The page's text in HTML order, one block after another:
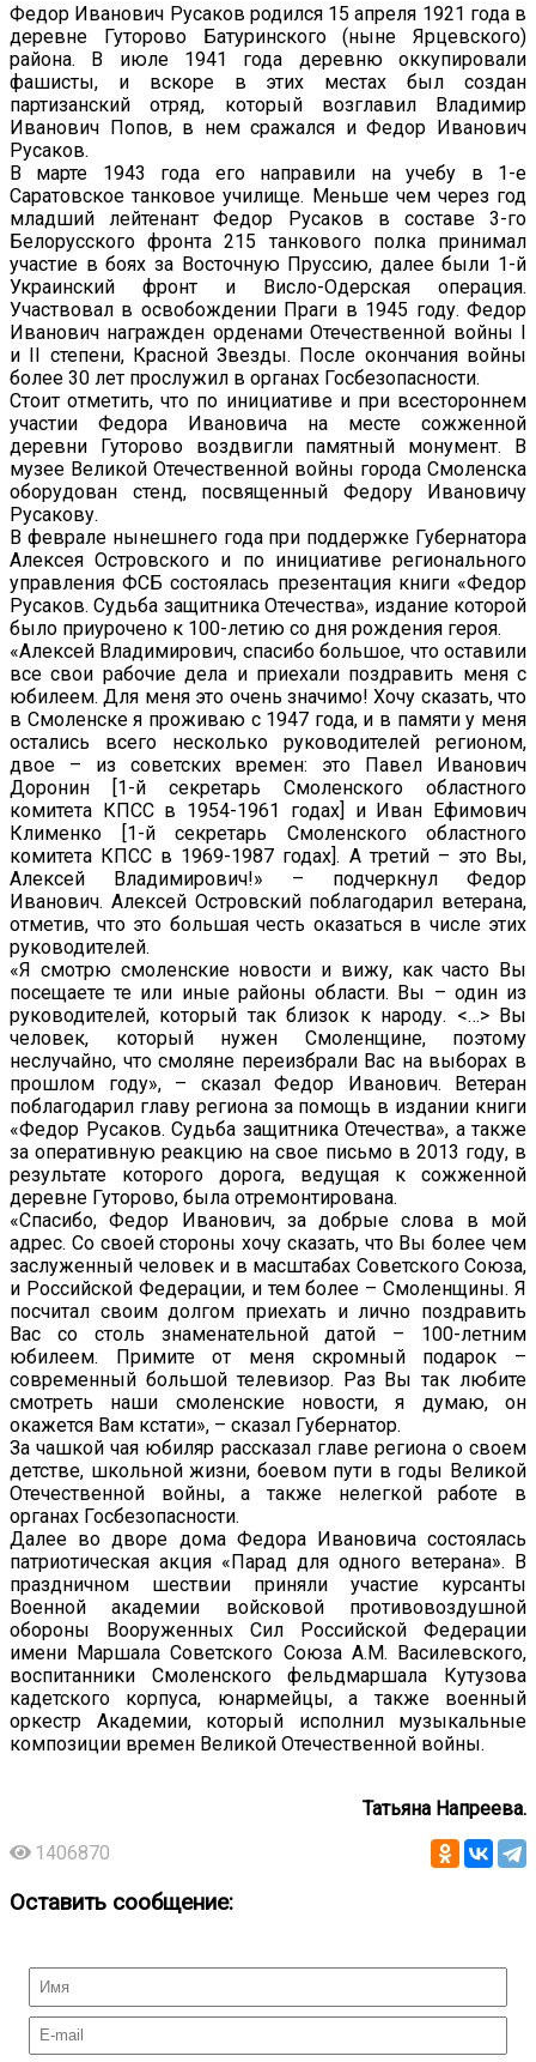
Федор Иванович Русаков родился 15 апреля 1921 года в
деревне Гуторово Батуринского (ныне Ярцевского)
района. В июле 1941 года деревню оккупировали
фашисты, и вскоре в этих местах был создан
партизанский отряд, который возглавил Владимир
Иванович Попов, в нем сражался и Федор Иванович
Русаков.
В марте 1943 года его направили на учебу в 1-е
Саратовское танковое училище. Меньше чем через год
младший лейтенант Федор Русаков в составе 3-го
Белорусского фронта 215 танкового полка принимал
участие в боях за Восточную Пруссию, далее были 1-й
Украинский фронт и Висло-Одерская операция.
Участвовал в освобождении Праги в 1945 году. Федор
Иванович награжден орденами Отечественной войны I
и II степени, Красной Звезды. После окончания войны
более 30 лет прослужил в органах Госбезопасности.
Стоит отметить, что по инициативе и при всестороннем
участии Федора Ивановича на месте сожженной
деревни Гуторово воздвигли памятный монумент. В
музее Великой Отечественной войны города Смоленска
оборудован стенд, посвященный Федору Ивановичу
Русакову.
В феврале нынешнего года при поддержке Губернатора
Алексея Островского и по инициативе регионального
управления ФСБ состоялась презентация книги «Федор
Русаков. Судьба защитника Отечества», издание которой
было приурочено к 100-летию со дня рождения героя.
«Алексей Владимирович, спасибо большое, что оставили
все свои рабочие дела и приехали поздравить меня с
юбилеем. Для меня это очень значимо! Хочу сказать, что
в Смоленске я проживаю с 1947 года, и в памяти у меня
остались всего несколько руководителей регионом,
двое – из советских времен: это Павел Иванович
Доронин [1-й секретарь Смоленского областного
комитета КПСС в 1954-1961 годах] и Иван Ефимович
Клименко [1-й секретарь Смоленского областного
комитета КПСС в 1969-1987 годах]. А третий – это Вы,
Алексей Владимирович!» – подчеркнул Федор
Иванович. Алексей Островский поблагодарил ветерана,
отметив, что это большая честь оказаться в числе этих
руководителей.
«Я смотрю смоленские новости и вижу, как часто Вы
посещаете те или иные районы области. Вы – один из
руководителей, который так близок к народу. <…> Вы
человек, который нужен Смоленщине, поэтому
неслучайно, что смоляне переизбрали Вас на выборах в
прошлом году», – сказал Федор Иванович. Ветеран
поблагодарил главу региона за помощь в издании книги
«Федор Русаков. Судьба защитника Отечества», а также
за оперативную реакцию на свое письмо в 2013 году, в
результате которого дорога, ведущая к сожженной
деревне Гуторово, была отремонтирована.
«Спасибо, Федор Иванович, за добрые слова в мой
адрес. Со своей стороны хочу сказать, что Вы более чем
заслуженный человек и в масштабах Советского Союза,
и Российской Федерации, и тем более – Смоленщины. Я
посчитал своим долгом приехать и лично поздравить
Вас со столь знаменательной датой – 100-летним
юбилеем. Примите от меня скромный подарок –
современный большой телевизор. Раз Вы так любите
смотреть наши смоленские новости, я думаю, он
окажется Вам кстати», – сказал Губернатор.
За чашкой чая юбиляр рассказал главе региона о своем
детстве, школьной жизни, боевом пути в годы Великой
Отечественной войны, а также нелегкой работе в
органах Госбезопасности.
Далее во дворе дома Федора Ивановича состоялась
патриотическая акция «Парад для одного ветерана». В
праздничном шествии приняли участие курсанты
Военной академии войсковой противовоздушной
обороны Вооруженных Сил Российской Федерации
имени Маршала Советского Союза А.М. Василевского,
воспитанники Смоленского фельдмаршала Кутузова
кадетского корпуса, юнармейцы, а также военный
оркестр Академии, который исполнил музыкальные
композиции времен Великой Отечественной войны.
Татьяна Напреева.
1406870
Оставить сообщение: